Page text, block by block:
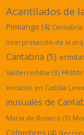
Acantilados de
Pimiango (4)
interpretación de la
Cantabria (5)
Valderredible (3)
encanto en Castilla Leon
inusuales de
Maria de Rioseco (3)
Colombres (4)